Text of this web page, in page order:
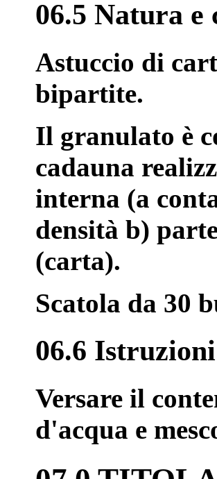
06.5 Natura e
Astuccio di
bipartite.
Il granulato è
cadauna
interna (a
densità b)
(carta).
Scatola da 30
06.6
Versare il
d'acqua e